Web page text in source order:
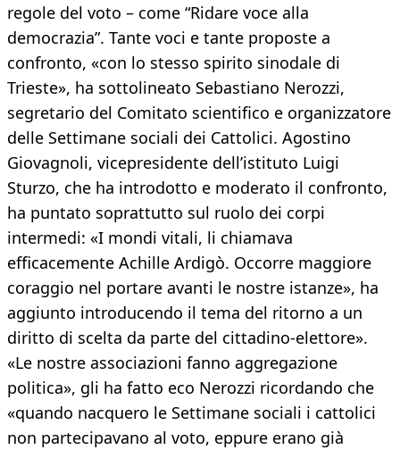
regole del voto – come “Ridare voce alla
democrazia”. Tante voci e tante proposte a
confronto, «con lo stesso spirito sinodale di
Trieste», ha sottolineato Sebastiano Nerozzi,
segretario del Comitato scientifico e organizzatore
delle Settimane sociali dei Cattolici. Agostino
Giovagnoli, vicepresidente dell’istituto Luigi
Sturzo, che ha introdotto e moderato il confronto,
ha puntato soprattutto sul ruolo dei corpi
intermedi: «I mondi vitali, li chiamava
efficacemente Achille Ardigò. Occorre maggiore
coraggio nel portare avanti le nostre istanze», ha
aggiunto introducendo il tema del ritorno a un
diritto di scelta da parte del cittadino-elettore».
«Le nostre associazioni fanno aggregazione
politica», gli ha fatto eco Nerozzi ricordando che
«quando nacquero le Settimane sociali i cattolici
non partecipavano al voto, eppure erano già